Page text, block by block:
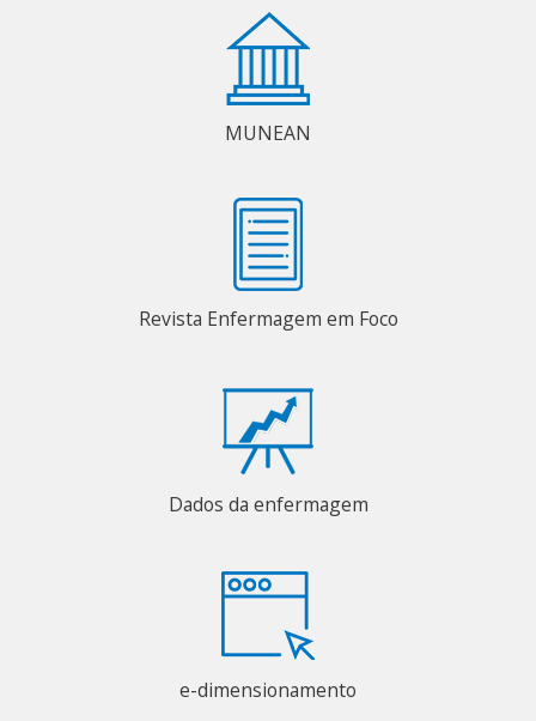
MUNEAN
Revista Enfermagem em Foco
Dados da enfermagem
e-dimensionamento